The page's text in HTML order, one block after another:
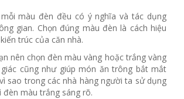
màu đèn đều có ý nghĩa và tác dụng
gian. Chọn đúng màu đèn là cách hiệu
trúc của căn nhà.
nên chọn đèn màu vàng hoặc trắng vàng
cũng như giúp món ăn trông bắt mắt
sao trong các nhà hàng người ta sử dụng
đèn màu trắng sáng rõ.